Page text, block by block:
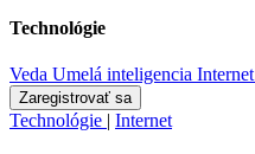
Technológie
Veda Umelá inteligencia Internet
Zaregistrovať sa
Technológie | Internet